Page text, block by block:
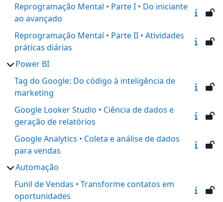
Reprogramação Mental • Parte I • Do iniciante
ao avançado
Reprogramação Mental • Parte II • Atividades
práticas diárias
Power BI
Tag do Google: Do código à inteligência de
marketing
Google Looker Studio • Ciência de dados e
geração de relatórios
Google Analytics • Coleta e análise de dados
para vendas
Automação
Funil de Vendas • Transforme contatos em
oportunidades